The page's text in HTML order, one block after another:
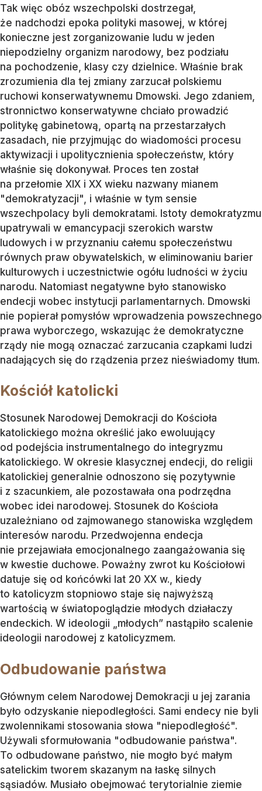
Tak więc obóz wszechpolski dostrzegał,
że nadchodzi epoka polityki masowej, w której
konieczne jest zorganizowanie ludu w jeden
niepodzielny organizm narodowy, bez podziału
na pochodzenie, klasy czy dzielnice. Właśnie brak
zrozumienia dla tej zmiany zarzucał polskiemu
ruchowi konserwatywnemu Dmowski. Jego zdaniem,
stronnictwo konserwatywne chciało prowadzić
politykę gabinetową, opartą na przestarzałych
zasadach, nie przyjmując do wiadomości procesu
aktywizacji i upolitycznienia społeczeństw, który
właśnie się dokonywał. Proces ten został
na przełomie XIX i XX wieku nazwany mianem
"demokratyzacji", i właśnie w tym sensie
wszechpolacy byli demokratami. Istoty demokratyzmu
upatrywali w emancypacji szerokich warstw
ludowych i w przyznaniu całemu społeczeństwu
równych praw obywatelskich, w eliminowaniu barier
kulturowych i uczestnictwie ogółu ludności w życiu
narodu. Natomiast negatywne było stanowisko
endecji wobec instytucji parlamentarnych. Dmowski
nie popierał pomysłów wprowadzenia powszechnego
prawa wyborczego, wskazując że demokratyczne
rządy nie mogą oznaczać zarzucania czapkami ludzi
nadających się do rządzenia przez nieświadomy tłum.
Kościół katolicki
Stosunek Narodowej Demokracji do Kościoła
katolickiego można określić jako ewoluujący
od podejścia instrumentalnego do integryzmu
katolickiego. W okresie klasycznej endecji, do religii
katolickiej generalnie odnoszono się pozytywnie
i z szacunkiem, ale pozostawała ona podrzędna
wobec idei narodowej. Stosunek do Kościoła
uzależniano od zajmowanego stanowiska względem
interesów narodu. Przedwojenna endecja
nie przejawiała emocjonalnego zaangażowania się
w kwestie duchowe. Poważny zwrot ku Kościołowi
datuje się od końcówki lat 20 XX w., kiedy
to katolicyzm stopniowo staje się najwyższą
wartością w światopoglądzie młodych działaczy
endeckich. W ideologii „młodych” nastąpiło scalenie
ideologii narodowej z katolicyzmem.
Odbudowanie państwa
Głównym celem Narodowej Demokracji u jej zarania
było odzyskanie niepodległości. Sami endecy nie byli
zwolennikami stosowania słowa "niepodległość".
Używali sformułowania "odbudowanie państwa".
To odbudowane państwo, nie mogło być małym
satelickim tworem skazanym na łaskę silnych
sąsiadów. Musiało obejmować terytorialnie ziemie